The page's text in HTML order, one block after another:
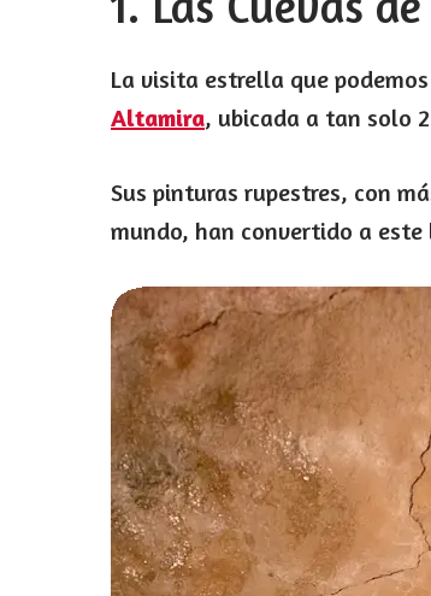
La visita estrella que
Altamira, ubicada a tan solo
Sus pinturas rupestres, con
mundo, han convertido a este